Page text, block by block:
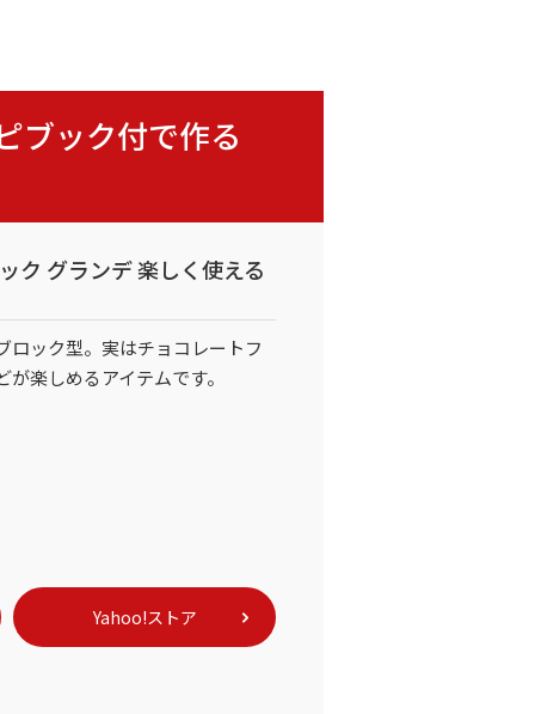
ブック付で作る
ク グランデ 楽しく使える
ロック型。実はチョコレートフ
楽しめるアイテムです。
Yahoo!ストア